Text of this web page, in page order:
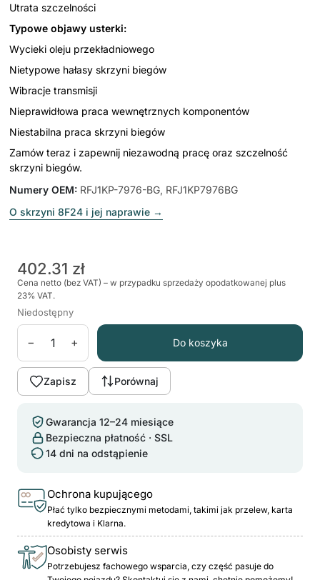
Utrata szczelności
Typowe objawy usterki:
Wycieki oleju przekładniowego
Nietypowe hałasy skrzyni biegów
Wibracje transmisji
Nieprawidłowa praca wewnętrznych komponentów
Niestabilna praca skrzyni biegów
Zamów teraz i zapewnij niezawodną pracę oraz szczelność
skrzyni biegów.
Numery OEM: RFJ1KP-7976-BG, RFJ1KP7976BG
O skrzyni 8F24 i jej naprawie →
402.31 zł
Cena netto (bez VAT) – w przypadku sprzedaży opodatkowanej plus
23% VAT.
Niedostępny
− + Do koszyka
Zapisz Porównaj
Gwarancja 12–24 miesiące
Bezpieczna płatność · SSL
14 dni na odstąpienie
Ochrona kupującego
Płać tylko bezpiecznymi metodami, takimi jak przelew, karta
kredytowa i Klarna.
Osobisty serwis
Potrzebujesz fachowego wsparcia, czy część pasuje do